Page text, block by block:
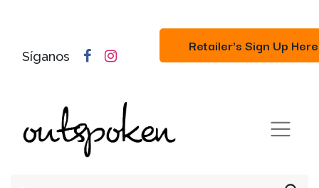
Síganos
Retailer's Sign Up Here